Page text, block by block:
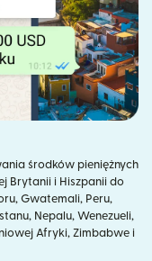
środków pieniężnych
Brytanii i Hiszpanii do
Gwatemali, Peru,
Nepalu, Wenezueli,
Afryki, Zimbabwe i